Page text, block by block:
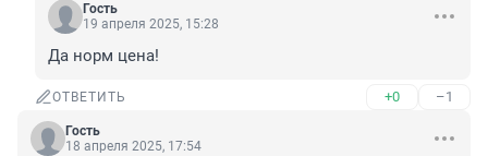
Гость
19 апреля 2025, 15:28
Да норм цена!
ОТВЕТИТЬ +0 –1
Гость
18 апреля 2025, 17:54